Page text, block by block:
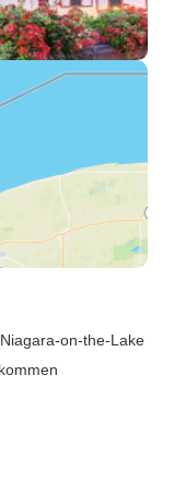
, Niagara-on-the-Lake